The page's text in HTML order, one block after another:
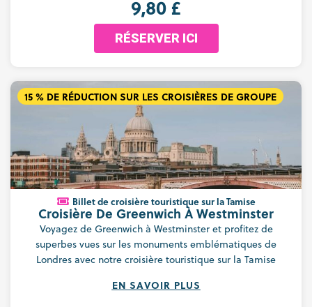
RÉSERVER ICI
9,80 £
15 % DE RÉDUCTION SUR LES CROISIÈRES DE GROUPE
Billet de croisière touristique sur la Tamise
Croisière De Greenwich À Westminster
Voyagez de Greenwich à Westminster et profitez de
superbes vues sur les monuments emblématiques de
Londres avec notre croisière touristique sur la Tamise
EN SAVOIR PLUS